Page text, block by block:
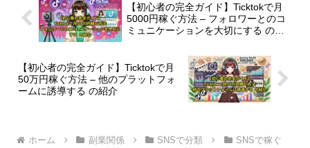
【初心者の完全ガイド】Ticktokで月
5000円稼ぐ方法 – フォロワーとのコ
ミュニケーションを大切にする の紹
【初心者の完全ガイド】Ticktokで月
50万円稼ぐ方法 – 他のプラットフォ
ームに誘導する の紹介
ホーム 副業関係 SNSで分類 SNSで稼ぐ